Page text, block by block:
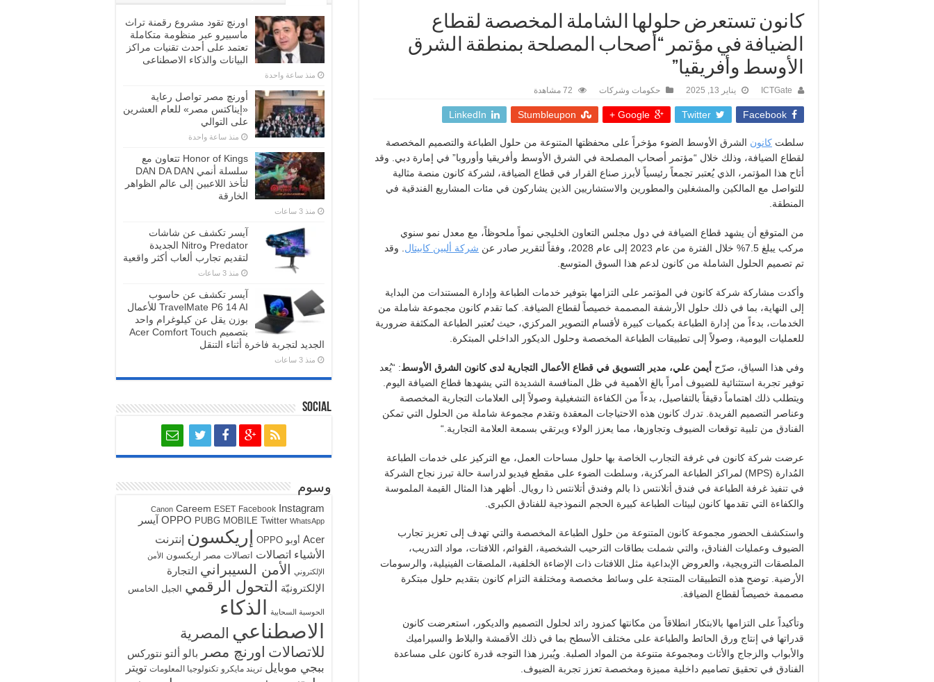
كانون تستعرض حلولها الشاملة المخصصة لقطاع
الضيافة في مؤتمر “أصحاب المصلحة بمنطقة الشرق
الأوسط وأفريقيا”
ICTGate يناير 13, 2025 حكومات وشركات 72 مشاهدة
Facebook
Twitter
Google +
Stumbleupon
LinkedIn
سلطت كانون الشرق الأوسط الضوء مؤخراً على محفظتها المتنوعة من حلول الطباعة والتصميم المخصصة
لقطاع الضيافة، وذلك خلال “مؤتمر أصحاب المصلحة في الشرق الأوسط وأفريقيا وأوروبا” في إمارة دبي. وقد
أتاح هذا المؤتمر، الذي يُعتبر تجمعاً رئيسياً لأبرز صناع القرار في قطاع الضيافة، لشركة كانون منصة مثالية
للتواصل مع المالكين والمشغلين والمطورين والاستشاريين الذين يشاركون في مئات المشاريع الفندقية في
المنطقة.
من المتوقع أن يشهد قطاع الضيافة في دول مجلس التعاون الخليجي نمواً ملحوظاً، مع معدل نمو سنوي
مركب يبلغ 7.5% خلال الفترة من عام 2023 إلى عام 2028، وفقاً لتقرير صادر عن
شركة ألبين كابيتال. وقد
تم تصميم الحلول الشاملة من كانون لدعم هذا السوق المتوسع.
وأكدت مشاركة شركة كانون في المؤتمر على التزامها بتوفير خدمات الطباعة وإدارة المستندات من البداية
إلى النهاية، بما في ذلك حلول الأرشفة المصممة خصيصاً لقطاع الضيافة. كما تقدم كانون مجموعة شاملة من
الخدمات، بدءاً من إدارة الطباعة بكميات كبيرة لأقسام التصوير المركزي، حيث تُعتبر الطباعة المكثفة ضرورية
للعمليات اليومية، وصولاً إلى تطبيقات الطباعة المخصصة وحلول الديكور الداخلي المبتكرة.
وفي هذا السياق، صرّح أيمن علي، مدير التسويق في قطاع الأعمال التجارية لدى كانون الشرق الأوسط: “يُعد
توفير تجربة استثنائية للضيوف أمراً بالغ الأهمية في ظل المنافسة الشديدة التي يشهدها قطاع الضيافة اليوم.
ويتطلب ذلك اهتماماً دقيقاً بالتفاصيل، بدءاً من الكفاءة التشغيلية وصولاً إلى العلامات التجارية المخصصة
وعناصر التصميم الفريدة. تدرك كانون هذه الاحتياجات المعقدة وتقدم مجموعة شاملة من الحلول التي تمكن
الفنادق من تلبية توقعات الضيوف وتجاوزها، مما يعزز الولاء ويرتقي بسمعة العلامة التجارية“.
عرضت شركة كانون في غرفة التجارب الخاصة بها حلول مساحات العمل، مع التركيز على خدمات الطباعة
المُدارة (MPS) لمراكز الطباعة المركزية، وسلطت الضوء على مقطع فيديو لدراسة حالة تبرز نجاح الشركة
في تنفيذ غرفة الطباعة في فندق أتلانتس ذا بالم وفندق أتلانتس ذا رويال. أظهر هذا المثال القيمة الملموسة
والكفاءة التي تقدمها كانون لبيئات الطباعة كبيرة الحجم النموذجية للفنادق الكبرى.
واستكشف الحضور مجموعة كانون المتنوعة من حلول الطباعة المخصصة والتي تهدف إلى تعزيز تجارب
الضيوف وعمليات الفنادق، والتي شملت بطاقات الترحيب الشخصية، القوائم، اللافتات، مواد التدريب،
الملصقات الترويجية، والعروض الإبداعية مثل اللافتات ذات الإضاءة الخلفية، الملصقات الفينيلية، والرسومات
الأرضية. توضح هذه التطبيقات المنتجة على وسائط مخصصة ومختلفة التزام كانون بتقديم حلول مبتكرة
مصممة خصيصاً لقطاع الضيافة.
وتأكيداً على التزامها بالابتكار انطلاقاً من مكانتها كمزود رائد لحلول التصميم والديكور، استعرضت كانون
قدراتها في إنتاج ورق الحائط والطباعة على مختلف الأسطح بما في ذلك الأقمشة والبلاط والسيراميك
والأبواب والزجاج والأثاث ومجموعة متنوعة من المواد الصلبة. ويُبرز هذا التوجه قدرة كانون على مساعدة
الفنادق في تحقيق تصاميم داخلية مميزة ومخصصة تعزز تجربة الضيوف.
اورنچ تقود مشروع رقمنة تراث
ماسبيرو عبر منظومة متكاملة
تعتمد على أحدث تقنيات مراكز
البيانات والذكاء الاصطناعى
منذ ساعة واحدة
أورنچ مصر تواصل رعاية
«إيناكتس مصر» للعام العشرين
على التوالي
منذ ساعة واحدة
Honor of Kings تتعاون مع
سلسلة أنمي DAN DA DAN
لتأخذ اللاعبين إلى عالم الظواهر
الخارقة
منذ 3 ساعات
آيسر تكشف عن شاشات
Predator وNitro الجديدة
لتقديم تجارب ألعاب أكثر واقعية
منذ 3 ساعات
آيسر تكشف عن حاسوب
TravelMate P6 14 AI للأعمال
بوزن يقل عن كيلوغرام واحد
بتصميم Acer Comfort Touch
الجديد لتجربة فاخرة أثناء التنقل
منذ 3 ساعات
Social
وسوم
Canon Careem ESET Facebook Instagram
OPPO PUBG MOBILE Twitter WhatsApp
آيسر
Acer أوبو OPPO إريكسون إنترنت
الأشياء اتصالات اتصالات مصر اريكسون الأمن
الإلكتروني الأمن السيبراني التجارة
الإلكترونيّة التحول الرقمي الجيل الخامس
الحوسبة السحابية الذكاء
الاصطناعي المصرية
للاتصالات اورنچ مصر بالو ألتو نتوركس
ببجي موبايل تريند مايكرو تكنولوجيا المعلومات تويتر